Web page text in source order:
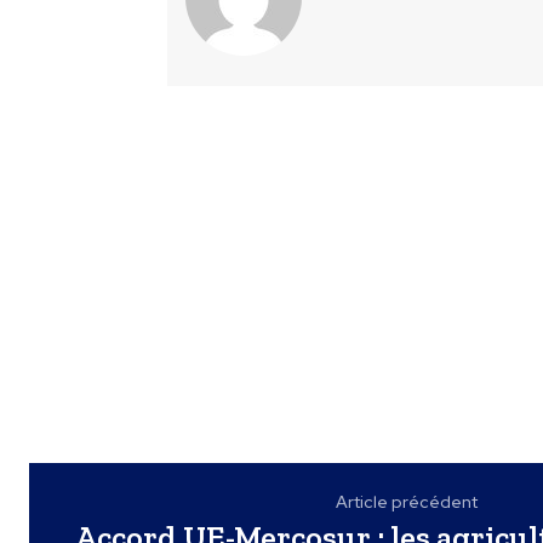
Article précédent